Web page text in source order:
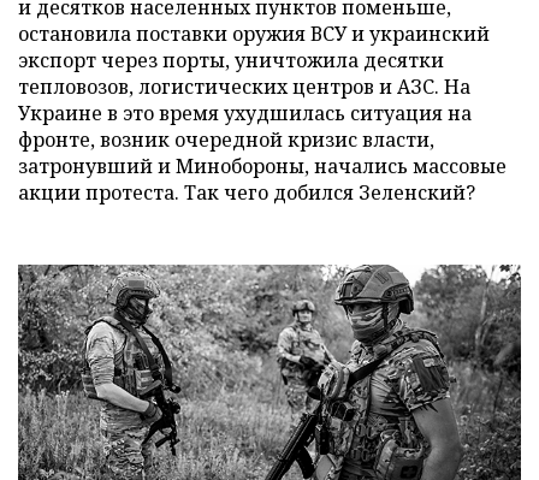
и десятков населенных пунктов поменьше,
остановила поставки оружия ВСУ и украинский
экспорт через порты, уничтожила десятки
тепловозов, логистических центров и АЗС. На
Украине в это время ухудшилась ситуация на
фронте, возник очередной кризис власти,
затронувший и Минобороны, начались массовые
акции протеста. Так чего добился Зеленский?